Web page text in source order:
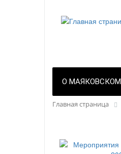
О МАЯКОВСКОМ
Главная страница